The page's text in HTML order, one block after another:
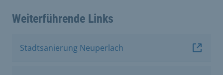
Weiterführende Links
Stadtsanierung Neuperlach